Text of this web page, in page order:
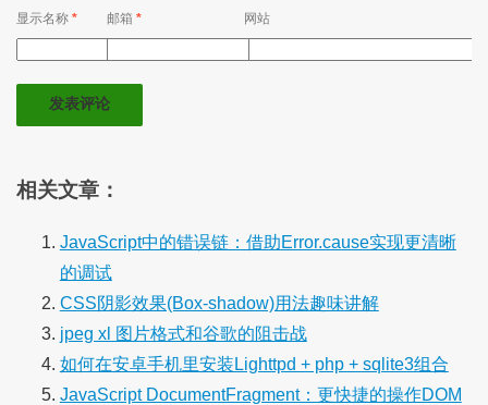
显示名称 * 网站
邮箱*
相关文章：
JavaScript中的错误链：借助Error.cause实现更清晰
的调试
CSS阴影效果(Box-shadow)用法趣味讲解
jpeg xl 图片格式和谷歌的阻击战
如何在安卓手机里安装Lighttpd + php + sqlite3组合
JavaScript DocumentFragment：更快捷的操作DOM